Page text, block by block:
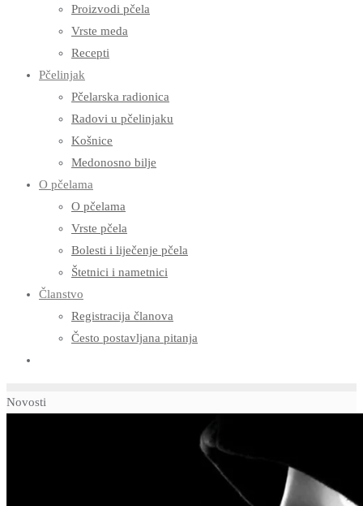
Proizvodi pčela
Vrste meda
Recepti
Pčelinjak
Pčelarska radionica
Radovi u pčelinjaku
Košnice
Medonosno bilje
O pčelama
O pčelama
Vrste pčela
Bolesti i liječenje pčela
Štetnici i nametnici
Članstvo
Registracija članova
Često postavljana pitanja
Novosti